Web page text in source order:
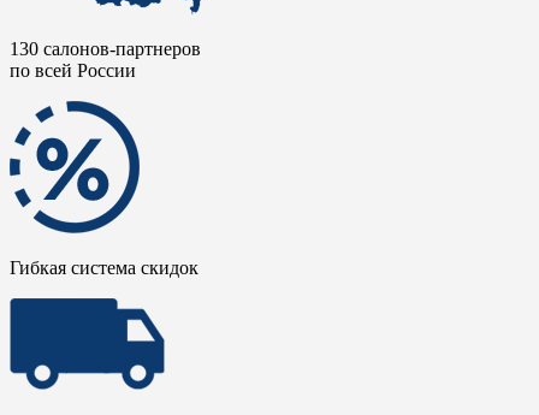
130 салонов-партнеров
по всей России
Гибкая система скидок